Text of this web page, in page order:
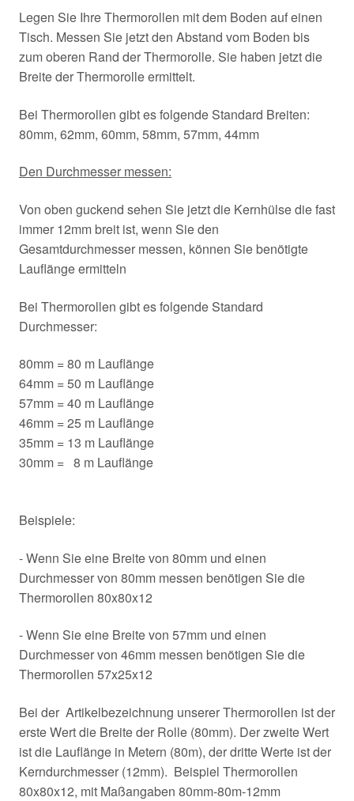
Legen Sie Ihre Thermorollen mit dem Boden auf einen
Tisch. Messen Sie jetzt den Abstand vom Boden bis
zum oberen Rand der Thermorolle. Sie haben jetzt die
Breite der Thermorolle ermittelt.
Bei Thermorollen gibt es folgende Standard Breiten:
80mm, 62mm, 60mm, 58mm, 57mm, 44mm
Den Durchmesser messen:
Von oben guckend sehen Sie jetzt die Kernhülse die fast
immer 12mm breit ist, wenn Sie den
Gesamtdurchmesser messen, können Sie benötigte
Lauflänge ermitteln
Bei Thermorollen gibt es folgende Standard
Durchmesser:
80mm = 80 m Lauflänge
64mm = 50 m Lauflänge
57mm = 40 m Lauflänge
46mm = 25 m Lauflänge
35mm = 13 m Lauflänge
30mm = 8 m Lauflänge
Beispiele:
- Wenn Sie eine Breite von 80mm und einen
Durchmesser von 80mm messen benötigen Sie die
Thermorollen 80x80x12
- Wenn Sie eine Breite von 57mm und einen
Durchmesser von 46mm messen benötigen Sie die
Thermorollen 57x25x12
Bei der Artikelbezeichnung unserer Thermorollen ist der
erste Wert die Breite der Rolle (80mm). Der zweite Wert
ist die Lauflänge in Metern (80m), der dritte Werte ist der
Kerndurchmesser (12mm). Beispiel Thermorollen
80x80x12, mit Maßangaben 80mm-80m-12mm